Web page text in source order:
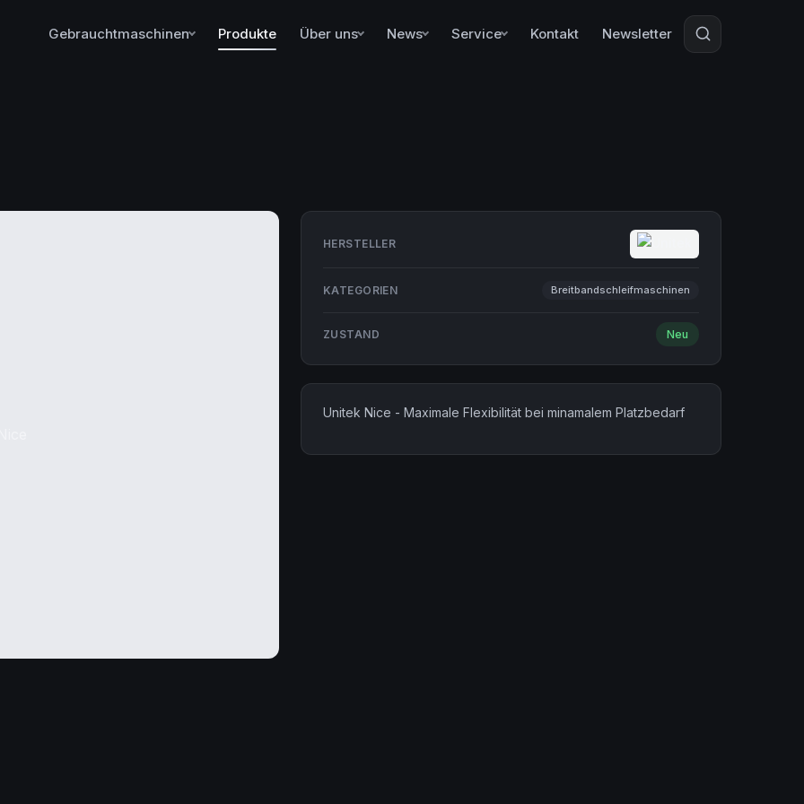
Gebrauchtmaschinen Produkte Über uns News Service Kontakt Newsletter
HERSTELLER
KATEGORIEN Breitbandschleifmaschinen
ZUSTAND Neu
Unitek Nice - Maximale Flexibilität bei minamalem Platzbedarf